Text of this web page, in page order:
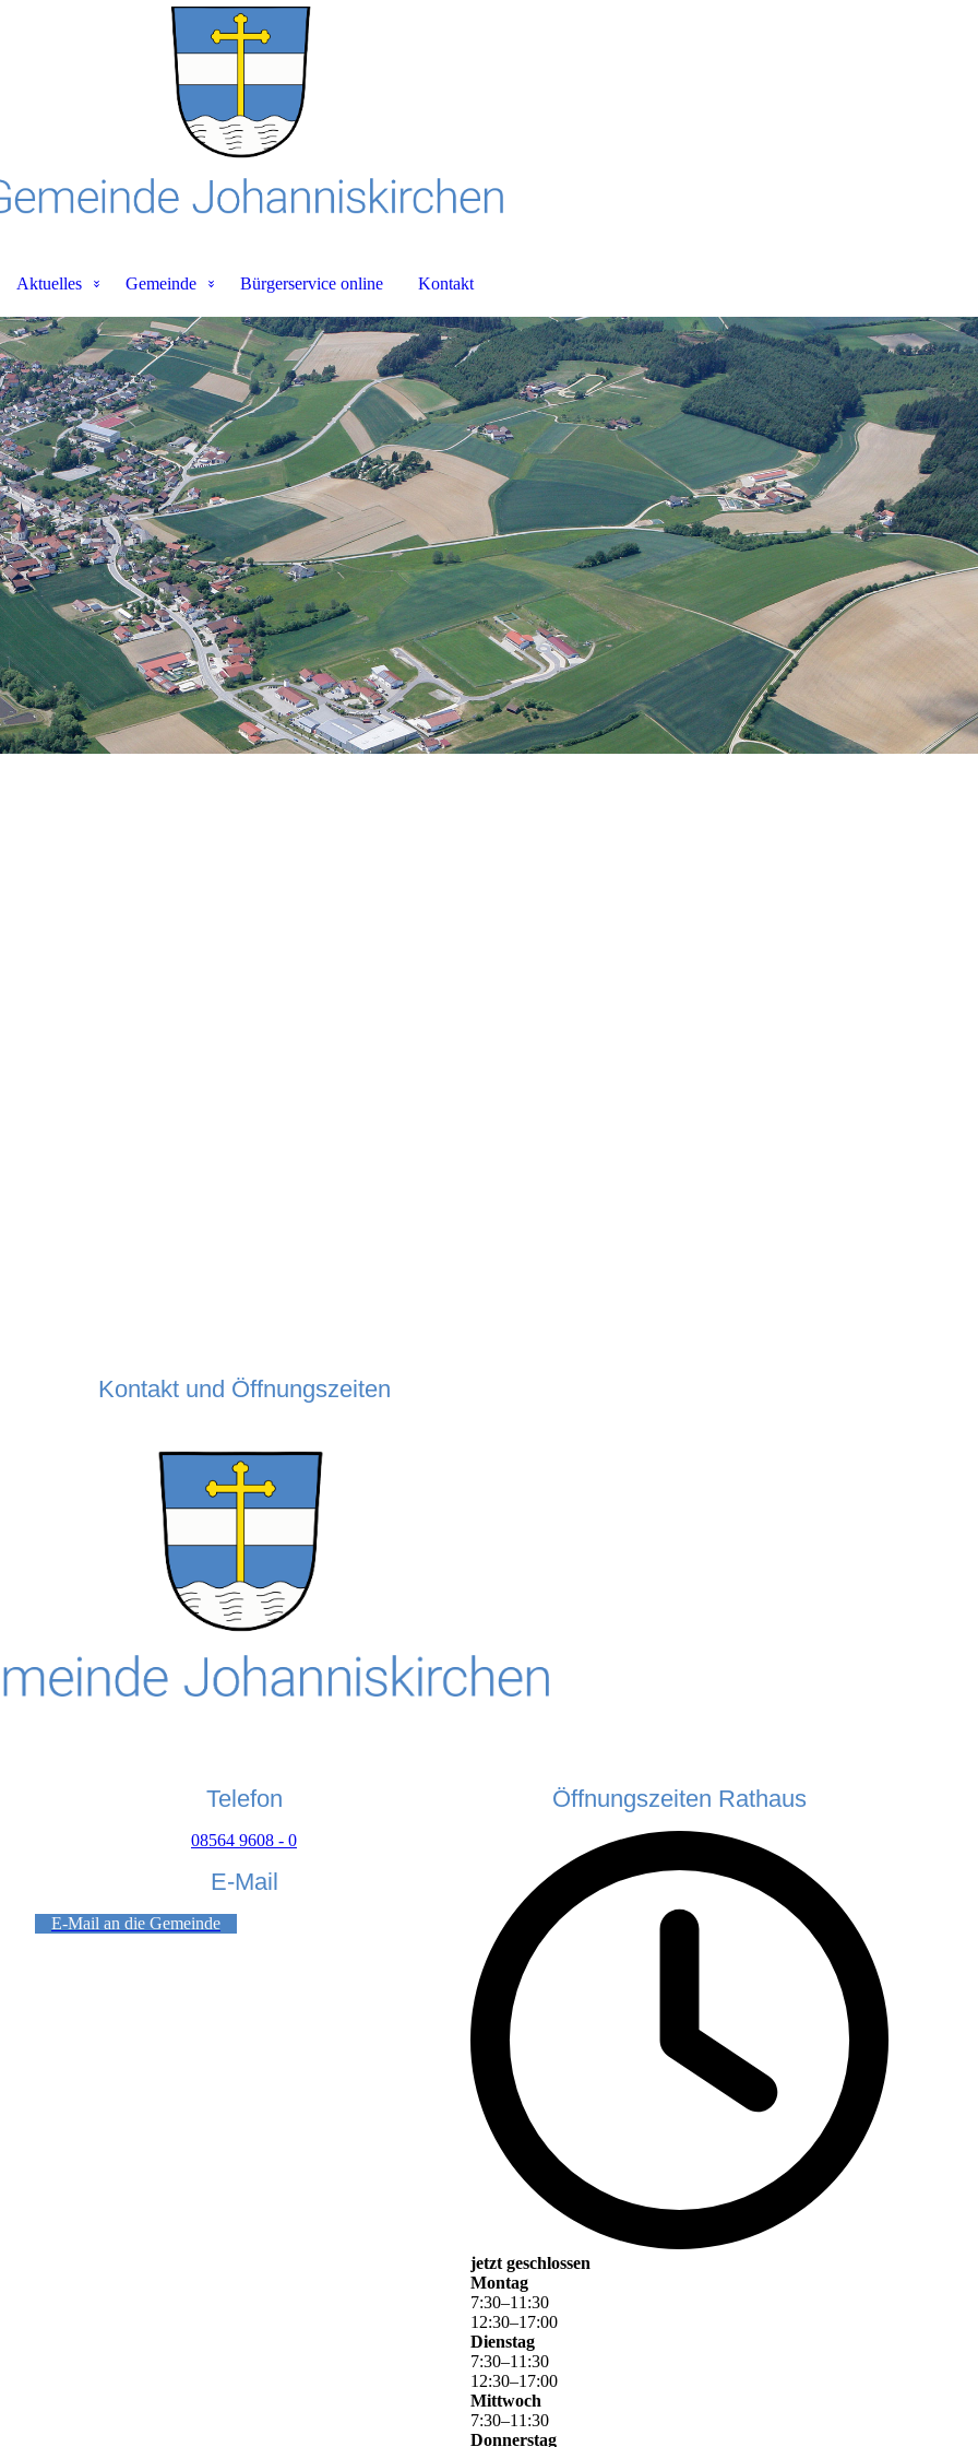
Aktuelles Gemeinde Bürgerservice online Kontakt
Kontakt und Öffnungszeiten
Telefon
08564 9608 - 0
E-Mail
E-Mail an die Gemeinde
Öffnungszeiten Rathaus
jetzt geschlossen
Montag
7:30–11 :30
12:30–17:00
Dienstag
7:30–11 :30
12:30–17:00
Mittwoch
7:30–11 :30
Donnerstag